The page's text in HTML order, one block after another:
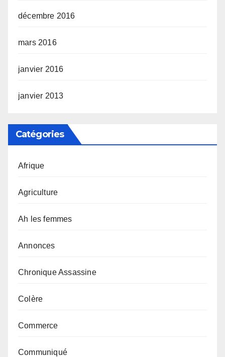
décembre 2016
mars 2016
janvier 2016
janvier 2013
Catégories
Afrique
Agriculture
Ah les femmes
Annonces
Chronique Assassine
Colère
Commerce
Communiqué